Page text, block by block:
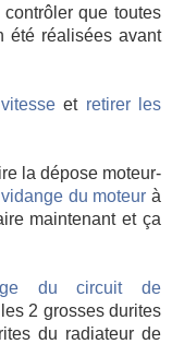
que toutes
été réalisées avant
et retirer les
la dépose moteur-
vidange du moteur à
maintenant et ça
du circuit de
2 grosses durites
du radiateur de